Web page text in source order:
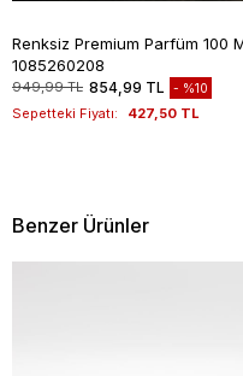
Renksiz Premium Parfüm 100
1085260208
949,99 TL 854,99 TL %10
Sepetteki Fiyatı: 427,50 TL
Benzer Ürünler